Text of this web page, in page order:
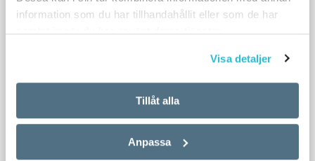
information som du har tillhandahållit eller som de har
samlat in när du har använt deras tjänster.
Visa detaljer
Tillåt alla
Anpassa